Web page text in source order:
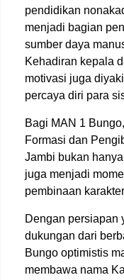
pendidikan
menjadi bagian
sumber daya
Kehadiran kepala
motivasi juga
percaya diri para
Bagi MAN 1
Formasi dan
Jambi bukan
juga menjadi
pembinaan
Dengan persiapan
dukungan dari
Bungo optimistis
membawa nama